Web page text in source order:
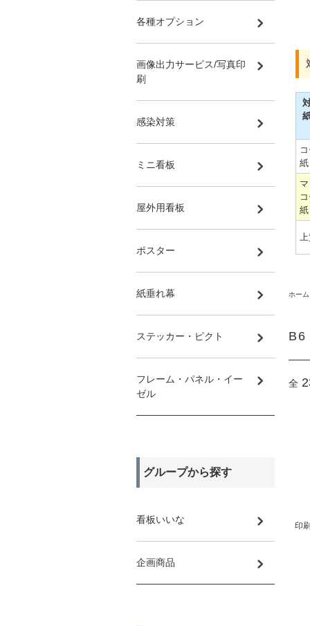
紙
マ
紙
ホーム
B6
全
印
各種オプション
画像出力サービス/写真印
刷
感染対策
ミニ看板
屋外用看板
ポスター
紙垂れ幕
ステッカー・ピクト
フレーム・パネル・イー
ゼル
グループから探す
看板いいな
企画商品